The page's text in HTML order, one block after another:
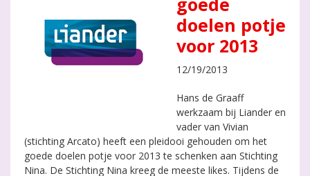
doelen potje
voor 2013
12/19/2013
Hans de Graaff
werkzaam bij Liander en
vader van Vivian
(stichting Arcato) heeft een pleidooi gehouden om het
goede doelen potje voor 2013 te schenken aan Stichting
Nina. De Stichting Nina kreeg de meeste likes. Tijdens de